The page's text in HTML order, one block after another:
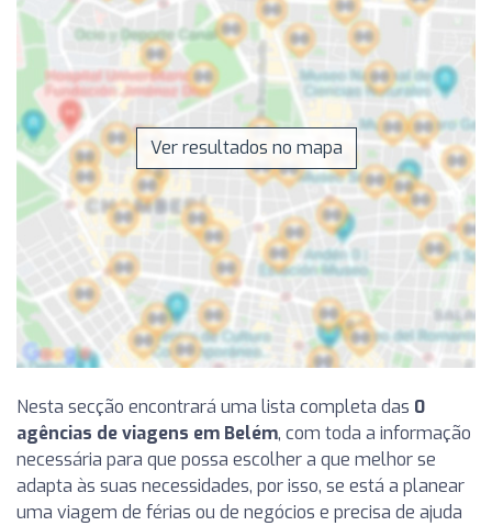
Ver resultados no mapa
Nesta secção encontrará uma lista completa das 0
agências de viagens em Belém, com toda a informação
necessária para que possa escolher a que melhor se
adapta às suas necessidades, por isso, se está a planear
uma viagem de férias ou de negócios e precisa de ajuda